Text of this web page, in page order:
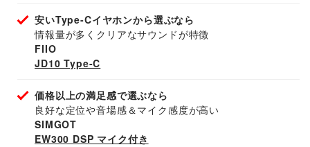
安いType-Cイヤホンから選ぶなら
情報量が多くクリアなサウンドが特徴
FIIO
JD10 Type-C
価格以上の満足感で選ぶなら
良好な定位や音場感＆マイク感度が高い
SIMGOT
EW300 DSP マイク付き